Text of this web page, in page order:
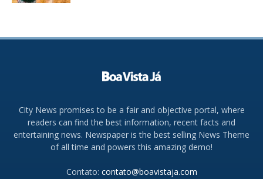
City News promises to be a fair and objective portal, where
readers can find the best information, recent facts and
entertaining news. Newspaper is the best selling News Theme
of all time and powers this amazing demo!
Contato: contato@boavistaja.com